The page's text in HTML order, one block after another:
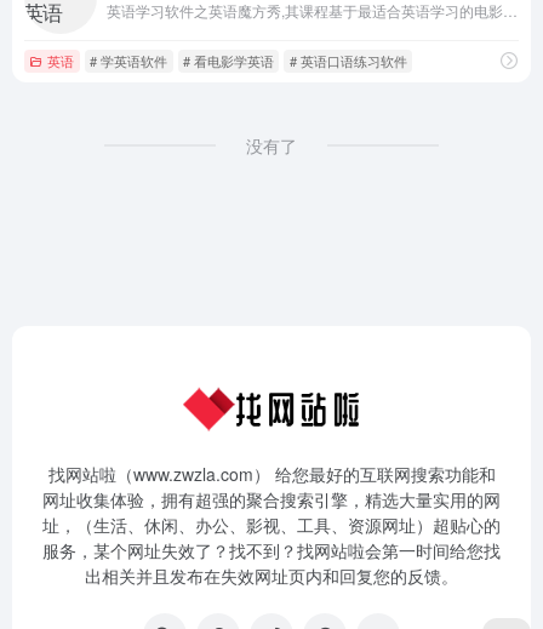
英语 # 学英语软件 # 看电影学英语 # 英语口语练习软件
没有了
找网站啦（www.zwzla.com） 给您最好的互联网搜索功能和
网址收集体验，拥有超强的聚合搜索引擎，精选大量实用的网
址，（生活、休闲、办公、影视、工具、资源网址）超贴心的
服务，某个网址失效了？找不到？找网站啦会第一时间给您找
出相关并且发布在失效网址页内和回复您的反馈。